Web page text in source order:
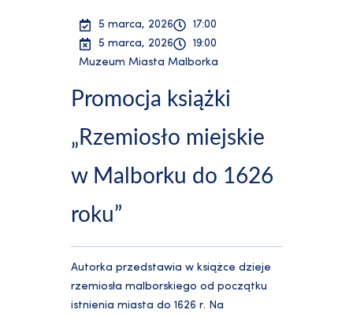
5 marca, 2026
17:00
5 marca, 2026
19:00
Muzeum Miasta Malborka
Promocja książki
„Rzemiosło miejskie
w Malborku do 1626
roku”
Autorka przedstawia w książce dzieje
rzemiosła malborskiego od początku
istnienia miasta do 1626 r. Na